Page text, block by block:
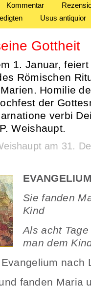
Kommentar
Usus antiquior
Gottheit
1. Januar,
Römischen
Homilie
der
verbi
Weishaupt.
am 31.
Sie fanden
Kind
Als acht
man dem
nach
fanden Maria